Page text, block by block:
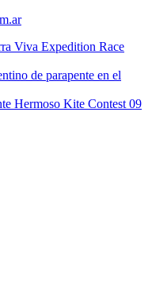
Viva Expedition Race
de parapente en el
Hermoso Kite Contest 09